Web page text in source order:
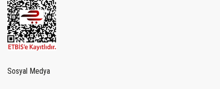
Sosyal Medya